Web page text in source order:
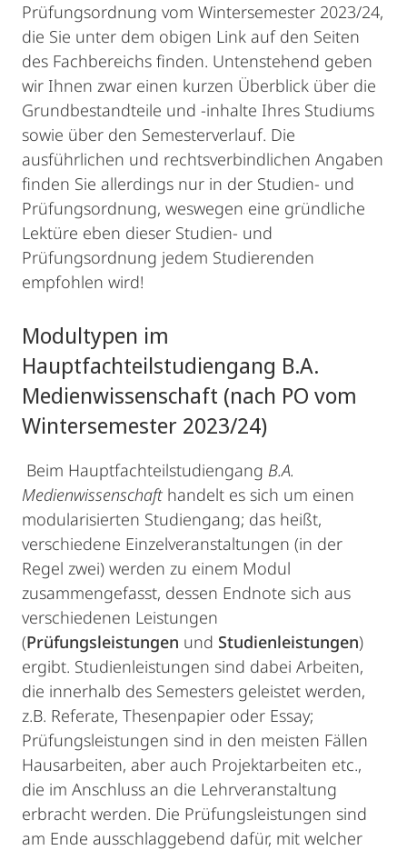
Prüfungsordnung vom Wintersemester 2023/24,
die Sie unter dem obigen Link auf den Seiten
des Fachbereichs finden. Untenstehend geben
wir Ihnen zwar einen kurzen Überblick über die
Grundbestandteile und -inhalte Ihres Studiums
sowie über den Semesterverlauf. Die
ausführlichen und rechtsverbindlichen Angaben
finden Sie allerdings nur in der Studien- und
Prüfungsordnung, weswegen eine gründliche
Lektüre eben dieser Studien- und
Prüfungsordnung jedem Studierenden
empfohlen wird!
Modultypen im
Hauptfachteilstudiengang B.A.
Medienwissenschaft (nach PO vom
Wintersemester 2023/24)
Beim Hauptfachteilstudiengang B.A.
Medienwissenschaft handelt es sich um einen
modularisierten Studiengang; das heißt,
verschiedene Einzelveranstaltungen (in der
Regel zwei) werden zu einem Modul
zusammengefasst, dessen Endnote sich aus
verschiedenen Leistungen
(Prüfungsleistungen und Studienleistungen)
ergibt. Studienleistungen sind dabei Arbeiten,
die innerhalb des Semesters geleistet werden,
z.B. Referate, Thesenpapier oder Essay;
Prüfungsleistungen sind in den meisten Fällen
Hausarbeiten, aber auch Projektarbeiten etc.,
die im Anschluss an die Lehrveranstaltung
erbracht werden. Die Prüfungsleistungen sind
am Ende ausschlaggebend dafür, mit welcher